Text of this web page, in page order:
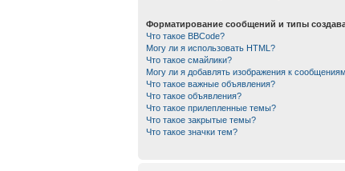
Форматирование сообщений и типы
Что такое BBCode?
Могу ли я использовать HTML?
Что такое смайлики?
Могу ли я добавлять изображения к
Что такое важные объявления?
Что такое объявления?
Что такое прилепленные темы?
Что такое закрытые темы?
Что такое значки тем?